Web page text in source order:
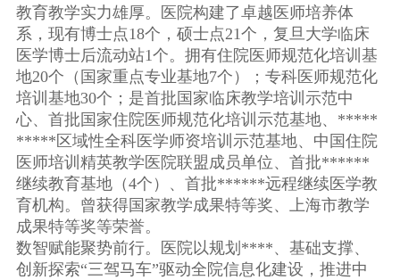
教育教学实力雄厚。医院构建了卓越医师培养体
系，现有博士点18个，硕士点21个，复旦大学临床
医学博士后流动站1个。拥有住院医师规范化培训基
地20个（国家重点专业基地7个）；专科医师规范化
培训基地30个；是首批国家临床教学培训示范中
心、首批国家住院医师规范化培训示范基地、*****
*****区域性全科医学师资培训示范基地、中国住院
医师培训精英教学医院联盟成员单位、首批******
继续教育基地（4个）、首批******远程继续医学教
育机构。曾获得国家教学成果特等奖、上海市教学
成果特等奖等荣誉。
数智赋能聚势前行。医院以规划****、基础支撑、
创新探索“三驾马车”驱动全院信息化建设，推进中